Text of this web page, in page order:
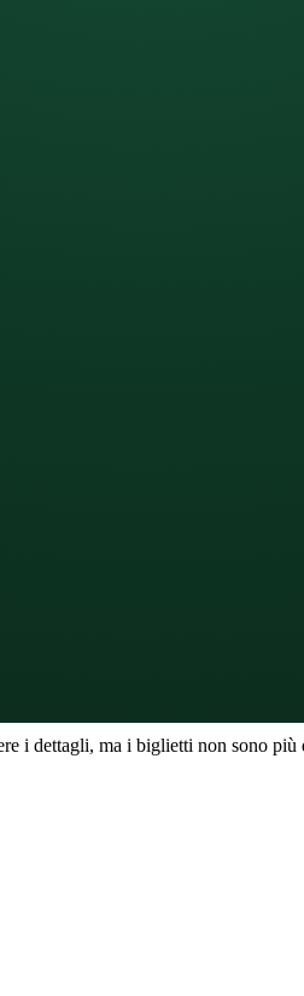
i dettagli, ma i biglietti non sono